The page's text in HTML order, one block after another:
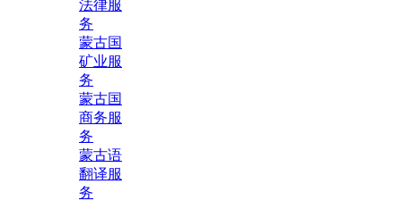
法律服
务
蒙古国
矿业服
务
蒙古国
商务服
务
蒙古语
翻译服
务